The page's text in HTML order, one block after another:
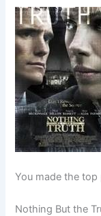
You made the top
Nothing But the